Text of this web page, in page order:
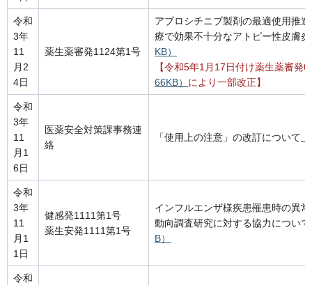
令和
3年
11
月2
4日
薬生薬審発1124第1号
アブロシチニブ製剤の最適使用推
療で効果不十分なアトピー性皮膚
KB）
【令和5年1月17日付け薬生薬審発
66KB） により一部改正】
令和
3年
11
月1
6日
医薬安全対策課事務連
絡
「使用上の注意」の改訂について
令和
3年
11
月1
1日
健感発1111第1号
薬生安発1111第1号
インフルエンザ様疾患罹患時の異
動向調査研究に対する協力につい
B）
令和